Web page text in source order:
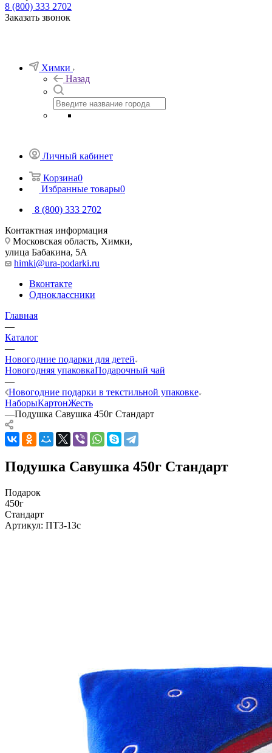
8 (800) 333 2702
Заказать звонок
Химки
Назад
Личный кабинет
Корзина0
Избранные товары0
8 (800) 333 2702
Контактная информация
Московская область, Химки,
улица Бабакина, 5А
himki@ura-podarki.ru
Вконтакте
Одноклассники
Главная
—
Каталог
—
Новогодние подарки для детей
Новогодняя упаковкаПодарочный чай
—
Новогодние подарки в текстильной упаковке
НаборыКартонЖесть
—Подушка Савушка 450г Стандарт
Подушка Савушка 450г Стандарт
Подарок
450г
Стандарт
Артикул: ПТЗ-13с